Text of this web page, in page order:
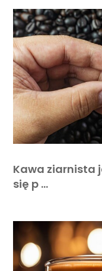
Kawa ziarnista
się p …